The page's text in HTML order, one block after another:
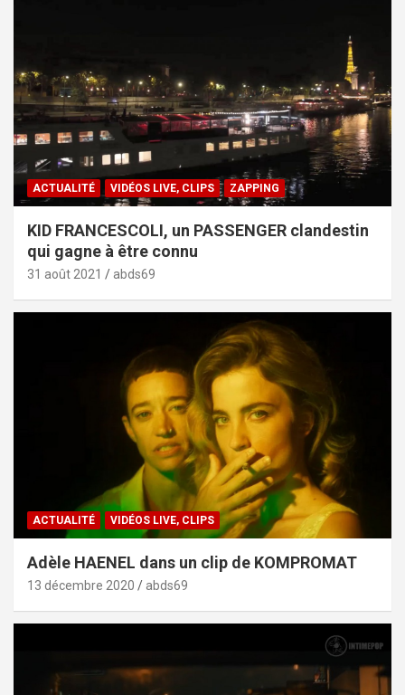
ACTUALITÉ VIDÉOS LIVE, CLIPS ZAPPING
KID FRANCESCOLI, un PASSENGER clandestin
qui gagne à être connu
31 août 2021 abds69
ACTUALITÉ VIDÉOS LIVE, CLIPS
Adèle HAENEL dans un clip de KOMPROMAT
13 décembre 2020 abds69